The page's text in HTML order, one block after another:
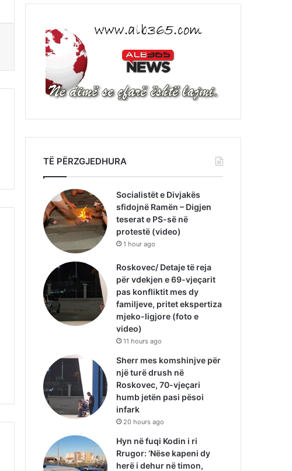
TË PËRZGJEDHURA
Socialistët e Divjakës
sfidojnë Ramën – Digjen
teserat e PS-së në
protestë (video)
1 hour ago
Roskovec/ Detaje të reja
për vdekjen e 69-vjeçarit
pas konfliktit mes dy
familjeve, pritet ekspertiza
mjeko-ligjore (foto e
video)
11 hours ago
Sherr mes komshinjve për
një turë drush në
Roskovec, 70-vjeçari
humb jetën pasi pësoi
infark
20 hours ago
Hyn në fuqi Kodin i ri
Rrugor: ‘Nëse kapeni dy
herë i dehur në timon,